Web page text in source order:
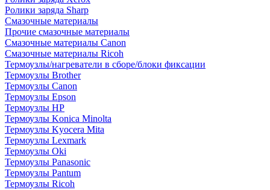
Ролики заряда Sharp
Смазочные материалы
Прочие смазочные материалы
Смазочные материалы Canon
Смазочные материалы Ricoh
Термоузлы/нагреватели в сборе/блоки фиксации
Термоузлы Brother
Термоузлы Canon
Термоузлы Epson
Термоузлы HP
Термоузлы Konica Minolta
Термоузлы Kyocera Mita
Термоузлы Lexmark
Термоузлы Oki
Термоузлы Panasonic
Термоузлы Pantum
Термоузлы Ricoh